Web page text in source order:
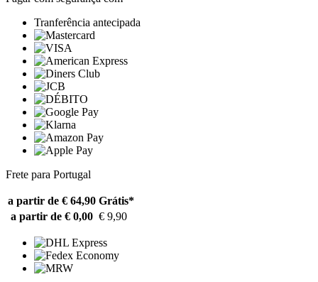
Tranferência antecipada
Frete para Portugal
a partir de € 64,90 Grátis*
a partir de € 0,00 € 9,90